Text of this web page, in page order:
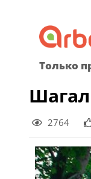
content
Только
2764